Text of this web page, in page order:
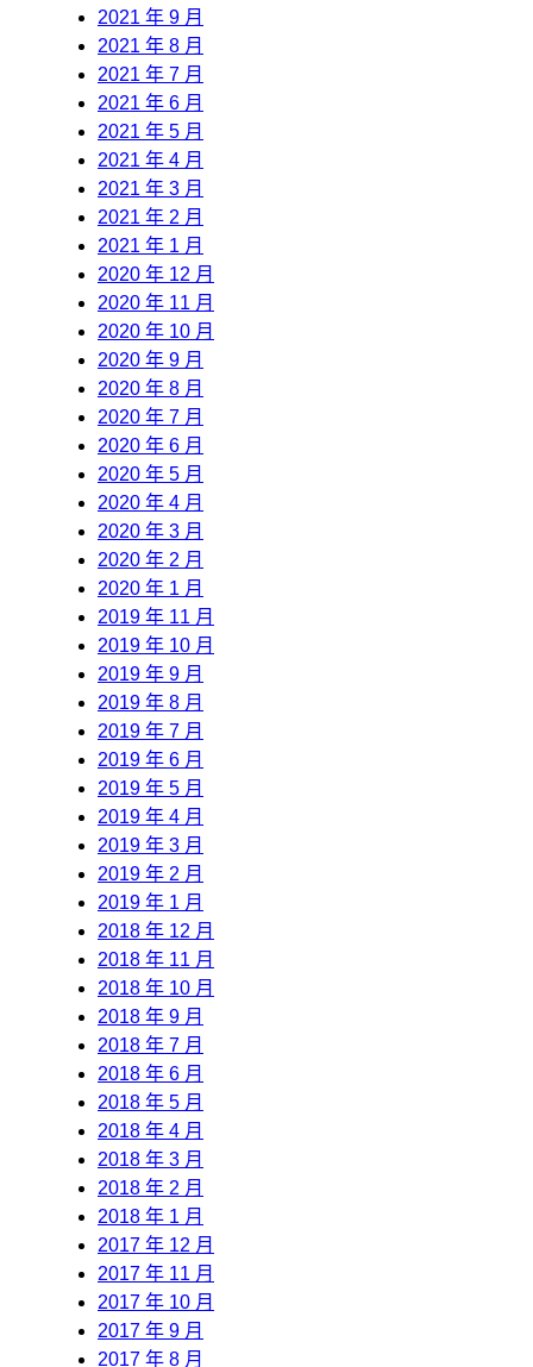
2021 年 9 月
2021 年 8 月
2021 年 7 月
2021 年 6 月
2021 年 5 月
2021 年 4 月
2021 年 3 月
2021 年 2 月
2021 年 1 月
2020 年 12 月
2020 年 11 月
2020 年 10 月
2020 年 9 月
2020 年 8 月
2020 年 7 月
2020 年 6 月
2020 年 5 月
2020 年 4 月
2020 年 3 月
2020 年 2 月
2020 年 1 月
2019 年 11 月
2019 年 10 月
2019 年 9 月
2019 年 8 月
2019 年 7 月
2019 年 6 月
2019 年 5 月
2019 年 4 月
2019 年 3 月
2019 年 2 月
2019 年 1 月
2018 年 12 月
2018 年 11 月
2018 年 10 月
2018 年 9 月
2018 年 7 月
2018 年 6 月
2018 年 5 月
2018 年 4 月
2018 年 3 月
2018 年 2 月
2018 年 1 月
2017 年 12 月
2017 年 11 月
2017 年 10 月
2017 年 9 月
2017 年 8 月